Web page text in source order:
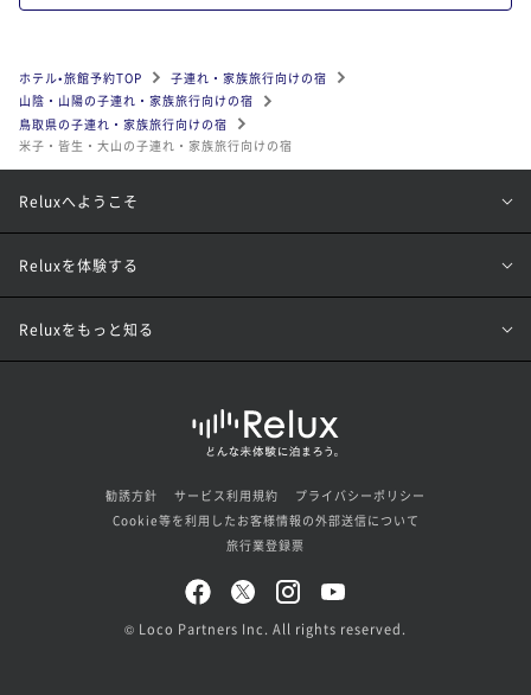
ホテル•旅館予約TOP
子連れ・家族旅行向けの宿
山陰・山陽の子連れ・家族旅行向けの宿
鳥取県の子連れ・家族旅行向けの宿
米子・皆生・大山の子連れ・家族旅行向けの宿
Reluxへようこそ
Reluxを体験する
Reluxをもっと知る
勧誘方針 サービス利用規約
プライバシーポリシー
Cookie等を利用したお客様情報の外部送信について
旅行業登録票
© Loco Partners Inc. All rights reserved.